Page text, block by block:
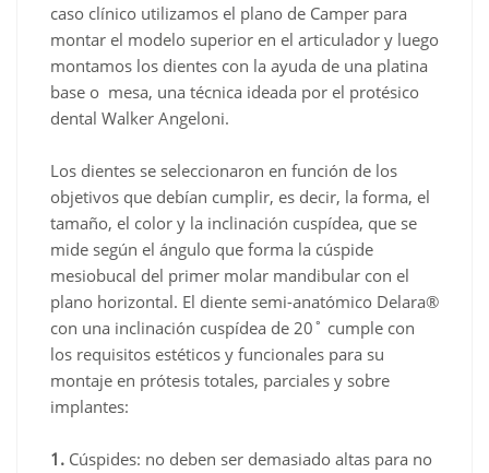
caso clínico utilizamos el plano de Camper para
montar el modelo superior en el articulador y luego
montamos los dientes con la ayuda de una platina
base o mesa, una técnica ideada por el protésico
dental Walker Angeloni.
Los dientes se seleccionaron en función de los
objetivos que debían cumplir, es decir, la forma, el
tamaño, el color y la inclinación cuspídea, que se
mide según el ángulo que forma la cúspide
mesiobucal del primer molar mandibular con el
plano horizontal. El diente semi-anatómico Delara®
con una inclinación cuspídea de 20˚ cumple con
los requisitos estéticos y funcionales para su
montaje en prótesis totales, parciales y sobre
implantes:
1. Cúspides: no deben ser demasiado altas para no